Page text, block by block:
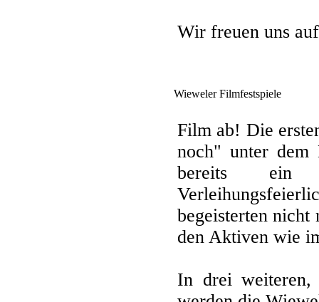
Wir freuen uns
Wieweler Filmfestspiele
Film ab! Die
noch" unter dem
bereits
begeisterten nicht
den Aktiven wie
In drei weiteren,